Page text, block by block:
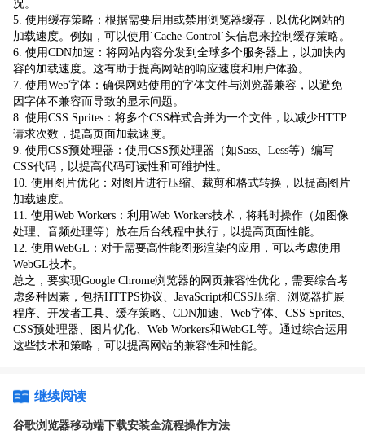
况。
5. 使用缓存策略：根据需要启用或禁用浏览器缓存，以优化网站的
加载速度。例如，可以使用`Cache-Control`头信息来控制缓存策略。
6. 使用CDN加速：将网站内容分发到全球多个服务器上，以加快内
容的加载速度。这有助于提高网站的响应速度和用户体验。
7. 使用Web字体：确保网站使用的字体文件与浏览器兼容，以避免
因字体不兼容而导致的显示问题。
8. 使用CSS Sprites：将多个CSS样式合并为一个文件，以减少HTTP
请求次数，提高页面加载速度。
9. 使用CSS预处理器：使用CSS预处理器（如Sass、Less等）编写
CSS代码，以提高代码可读性和可维护性。
10. 使用图片优化：对图片进行压缩、裁剪和格式转换，以提高图片
加载速度。
11. 使用Web Workers：利用Web Workers技术，将耗时操作（如图像
处理、音频处理等）放在后台线程中执行，以提高页面性能。
12. 使用WebGL：对于需要高性能图形渲染的应用，可以考虑使用
WebGL技术。
总之，要实现Google Chrome浏览器的网页兼容性优化，需要综合考
虑多种因素，包括HTTPS协议、JavaScript和CSS压缩、浏览器扩展
程序、开发者工具、缓存策略、CDN加速、Web字体、CSS Sprites、
CSS预处理器、图片优化、Web Workers和WebGL等。通过综合运用
这些技术和策略，可以提高网站的兼容性和性能。
继续阅读
谷歌浏览器移动端下载安装全流程操作方法